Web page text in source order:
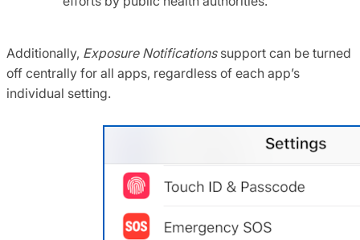
Additionally, Exposure Notificationssupport can be turned
off centrally for all apps, regardless of each app’s
individual setting.